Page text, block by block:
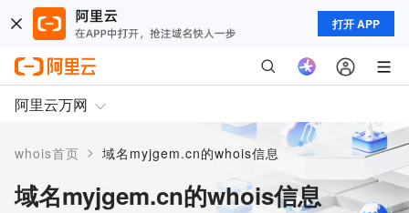
打开 APP
阿里云万网
whois首页 > 域名myjgem.cn的whois信息
域名myjgem.cn的whois信息